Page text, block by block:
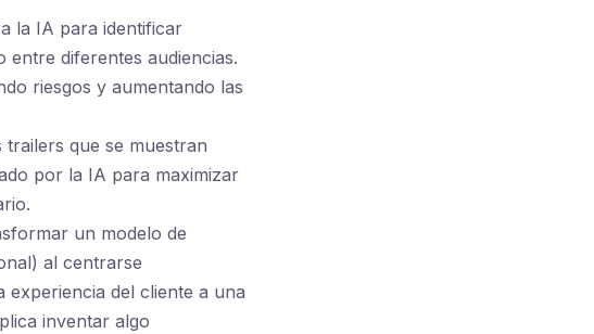
la IA para identificar
diferentes audiencias.
riesgos y aumentando las
trailers que se muestran
por la IA para maximizar
un modelo de
al centrarse
del cliente a una
inventar algo